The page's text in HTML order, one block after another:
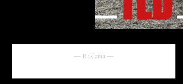
― Reklama ―